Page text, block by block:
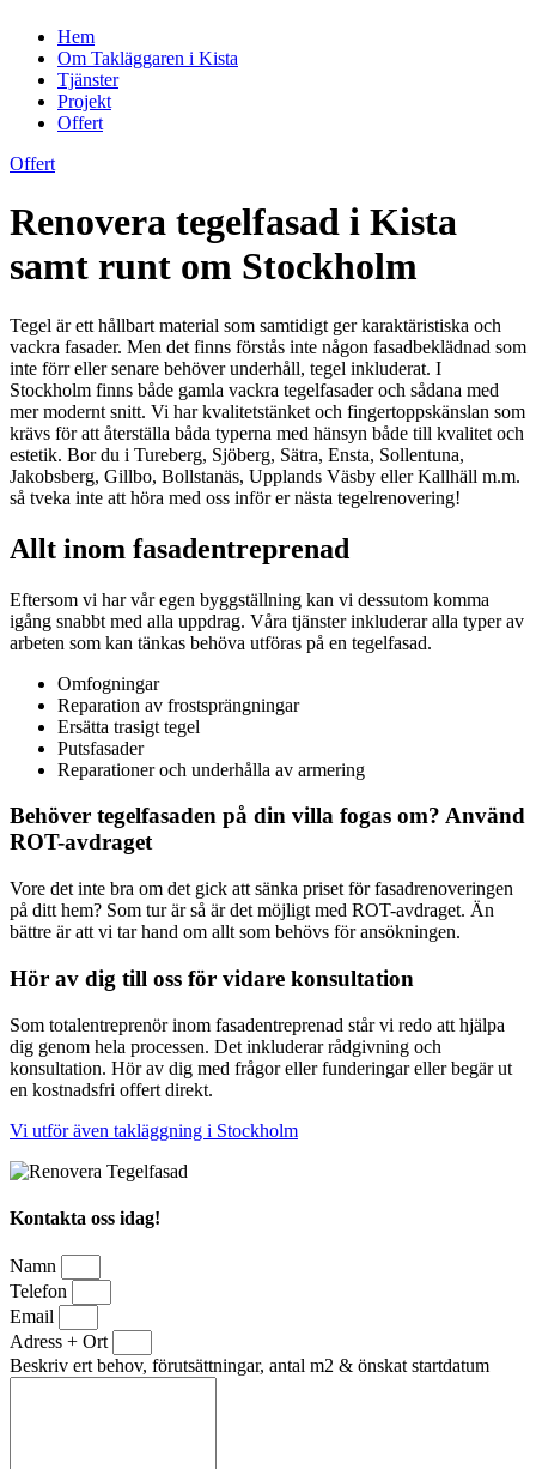
Hem
Om Takläggaren i Kista
Tjänster
Projekt
Offert
Offert
Renovera tegelfasad i Kista
samt runt om Stockholm
Tegel är ett hållbart material som samtidigt ger karaktäristiska och
vackra fasader. Men det finns förstås inte någon fasadbeklädnad som
inte förr eller senare behöver underhåll, tegel inkluderat. I
Stockholm finns både gamla vackra tegelfasader och sådana med
mer modernt snitt. Vi har kvalitetstänket och fingertoppskänslan som
krävs för att återställa båda typerna med hänsyn både till kvalitet och
estetik. Bor du i Tureberg, Sjöberg, Sätra, Ensta, Sollentuna,
Jakobsberg, Gillbo, Bollstanäs, Upplands Väsby eller Kallhäll m.m.
så tveka inte att höra med oss inför er nästa tegelrenovering!
Allt inom fasadentreprenad
Eftersom vi har vår egen byggställning kan vi dessutom komma
igång snabbt med alla uppdrag. Våra tjänster inkluderar alla typer av
arbeten som kan tänkas behöva utföras på en tegelfasad.
Omfogningar
Reparation av frostsprängningar
Ersätta trasigt tegel
Putsfasader
Reparationer och underhålla av armering
Behöver tegelfasaden på din villa fogas om? Använd
ROT-avdraget
Vore det inte bra om det gick att sänka priset för fasadrenoveringen
på ditt hem? Som tur är så är det möjligt med ROT-avdraget. Än
bättre är att vi tar hand om allt som behövs för ansökningen.
Hör av dig till oss för vidare konsultation
Som totalentreprenör inom fasadentreprenad står vi redo att hjälpa
dig genom hela processen. Det inkluderar rådgivning och
konsultation. Hör av dig med frågor eller funderingar eller begär ut
en kostnadsfri offert direkt.
Vi utför även takläggning i Stockholm
Kontakta oss idag!
Namn
Telefon
Email
Adress + Ort
Beskriv ert behov, förutsättningar, antal m2 & önskat startdatum